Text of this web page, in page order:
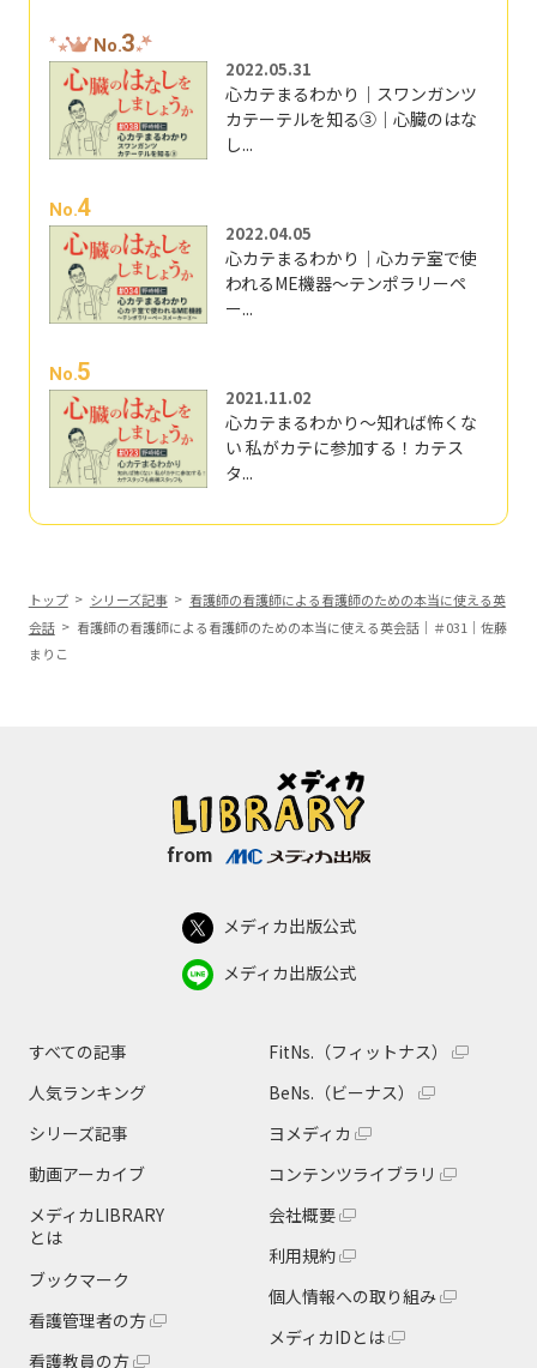
No.3
2022.05.31
心カテまるわかり｜スワンガンツ
カテーテルを知る③｜心臓のはな
し...
No.4
2022.04.05
心カテまるわかり｜心カテ室で使
われるME機器～テンポラリーペ
ー...
No.5
2021.11.02
心カテまるわかり～知れば怖くな
い 私がカテに参加する！カテス
タ...
トップ シリーズ記事
看護師の看護師による看護師のための本当に使える英
会話
看護師の看護師による看護師のための本当に使える英会話｜＃031｜佐藤
まりこ
from
メディカ出版公式
メディカ出版公式
すべての記事
人気ランキング
シリーズ記事
動画アーカイブ
メディカLIBRARY
とは
ブックマーク
看護管理者の方
看護教員の方
FitNs.（フィットナス）
BeNs.（ビーナス）
ヨメディカ
コンテンツライブラリ
会社概要
利用規約
個人情報への取り組み
メディカIDとは